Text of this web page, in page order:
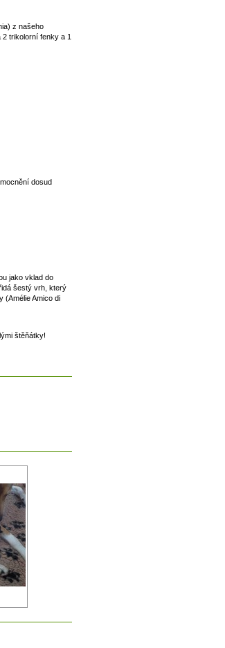
z našeho
trikolorní fenky a 1
dosud
jako vklad do
šestý vrh, který
(Amélie Amico di
štěňátky!